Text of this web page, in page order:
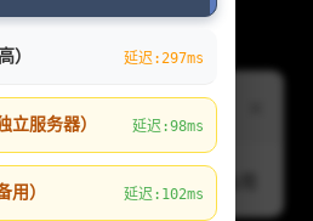
） 延迟:297ms
立服务器） 延迟:98ms
用） 延迟:102ms
右上角弹出）
2 线路4